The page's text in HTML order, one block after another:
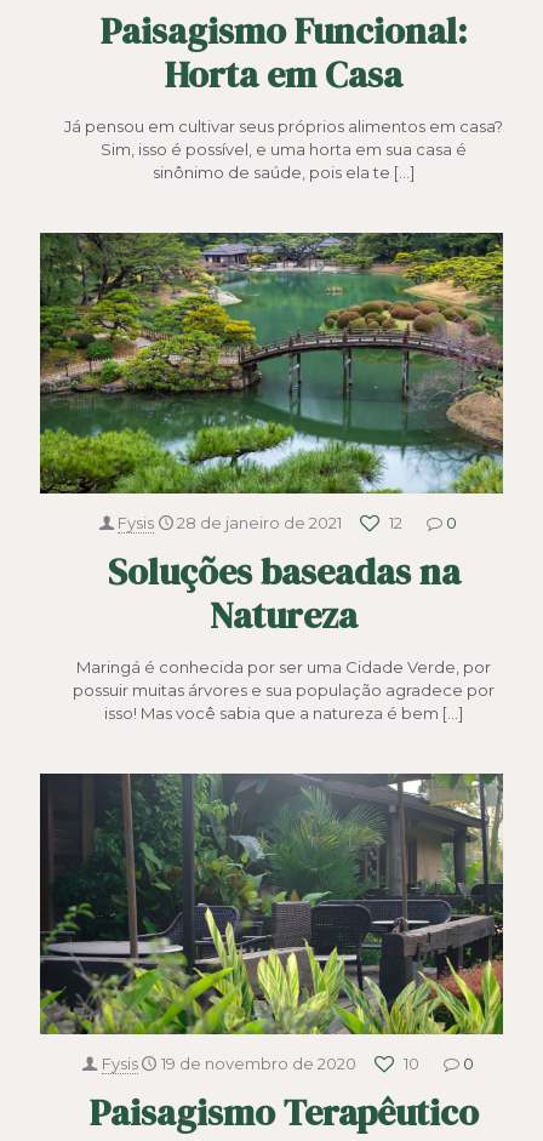
Paisagismo Funcional:
Horta em Casa
Já pensou em cultivar seus próprios alimentos em casa?
Sim, isso é possível, e uma horta em sua casa é
sinônimo de saúde, pois ela te […]
Fysis 28 de janeiro de 2021 12 0
Soluções baseadas na
Natureza
Maringá é conhecida por ser uma Cidade Verde, por
possuir muitas árvores e sua população agradece por
isso! Mas você sabia que a natureza é bem […]
Fysis 19 de novembro de 2020 10 0
Paisagismo Terapêutico